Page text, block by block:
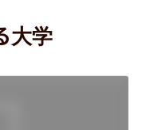
大学